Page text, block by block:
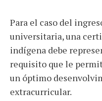
Para el caso del
universitaria, una
indígena debe
requisito que le
un óptimo
extracurricular.